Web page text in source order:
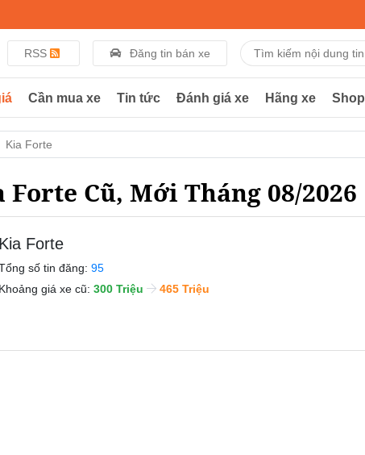
RSS Đăng tin bán xe
Cần mua xe Tin tức Đánh giá xe Hãng xe Shop
Kia Forte
Forte Cũ, Mới Tháng 08/2026
Kia Forte
số tin đăng: 95
Khoảng giá xe cũ: 300 Triệu 465 Triệu